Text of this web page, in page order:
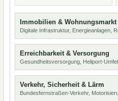
Immobilien & Wohnungsmarkt
Digitale Infrastruktur, Energieanlagen,
Erreichbarkeit & Versorgung
Gesundheitsversorgung, Heliport-
Verkehr, Sicherheit & Lärm
Bundesfernstraßen-Verkehr,